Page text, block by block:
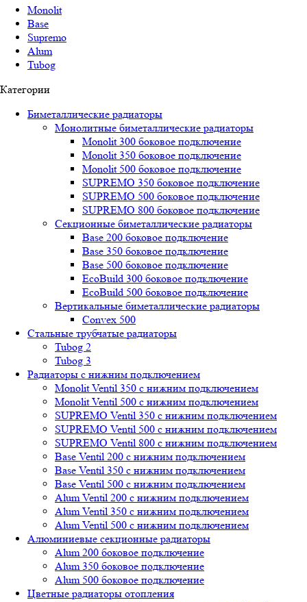
Monolit
Base
Supremo
Alum
Tubog
Категории
Биметаллические радиаторы
Монолитные биметаллические радиаторы
Mоnоlit 300 боковое подключение
Mоnоlit 350 боковое подключение
Mоnоlit 500 боковое подключение
SUРREMО 350 боковое подключение
SUРREMО 500 боковое подключение
SUРREMО 800 боковое подключение
Секционные биметаллические радиаторы
Base 200 боковое подключение
Base 350 боковое подключение
Base 500 боковое подключение
EcoBuild 300 боковое подключение
EcoBuild 500 боковое подключение
Вертикальные биметаллические радиаторы
Convex 500
Стальные трубчатые радиаторы
Tubog 2
Tubog 3
Радиаторы с нижним подключением
Monolit Ventil 350 с нижним подключением
Monolit Ventil 500 с нижним подключением
SUPREMO Ventil 350 с нижним подключением
SUPREMO Ventil 500 с нижним подключением
SUPREMO Ventil 800 с нижним подключением
Base Ventil 200 с нижним подключением
Base Ventil 350 с нижним подключением
Base Ventil 500 с нижним подключением
Alum Ventil 200 с нижним подключением
Alum Ventil 350 с нижним подключением
Alum Ventil 500 с нижним подключением
Алюминиевые секционные радиаторы
Alum 200 боковое подключение
Alum 350 боковое подключение
Alum 500 боковое подключение
Цветные радиаторы отопления